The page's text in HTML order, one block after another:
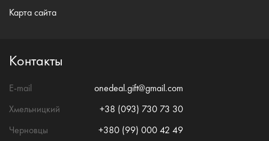
Карта сайта
Контакты
E-mail
onedeal.gift@gmail.com
Хмельницкий
+38 (093) 730 73 30
Черновцы
+380 (99) 000 42 49